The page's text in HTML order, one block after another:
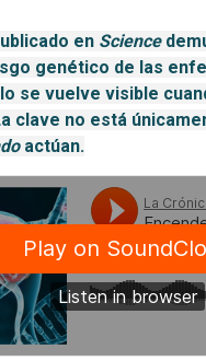
en Science
genético de las
se vuelve visible
clave no está
actúan.